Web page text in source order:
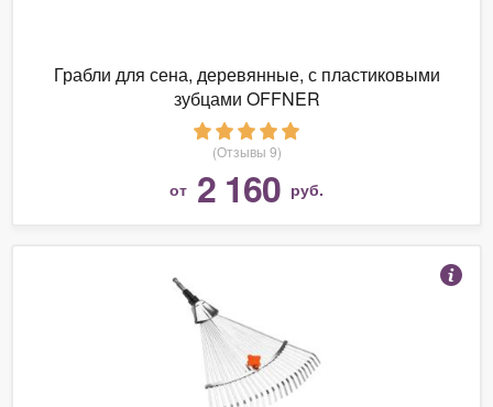
Грабли для сена, деревянные, с пластиковыми
зубцами OFFNER
(Отзывы 9)
от 2 160 руб.